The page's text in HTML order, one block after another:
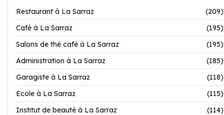
Restaurant à La Sarraz
(209)
Café à La Sarraz
(195)
Salons de thé café à La Sarraz
(195)
Administration à La Sarraz
(185)
Garagiste à La Sarraz
(118)
Ecole à La Sarraz
(115)
Institut de beauté à La Sarraz
(114)